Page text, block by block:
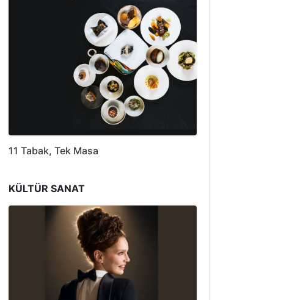
11 Tabak, Tek Masa
KÜLTÜR SANAT